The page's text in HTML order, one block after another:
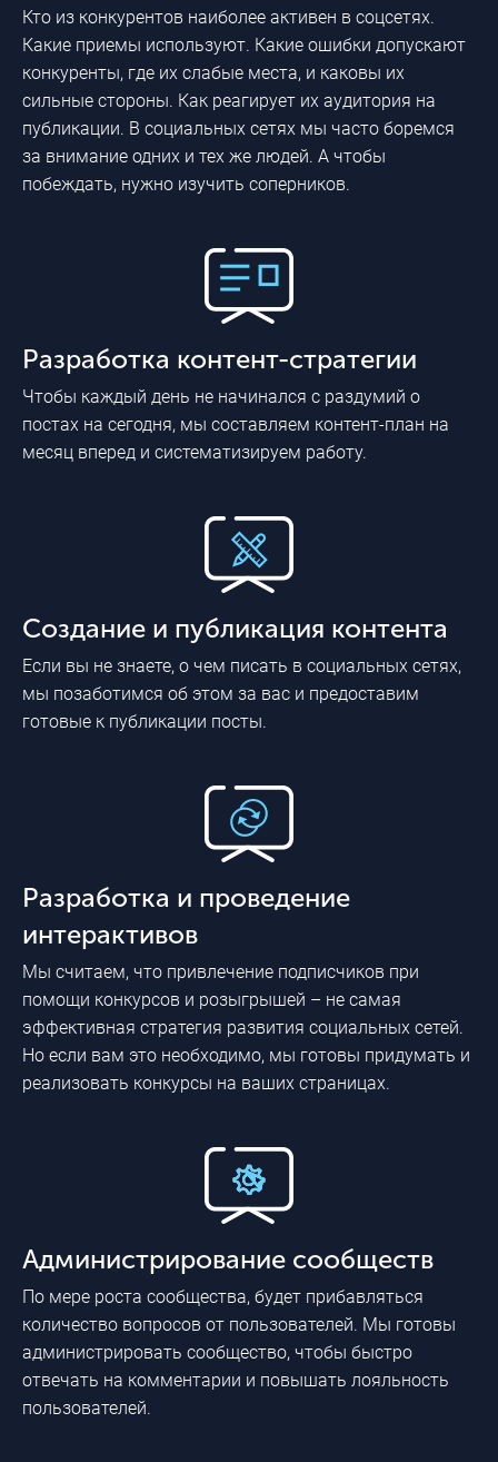
Кто из конкурентов наиболее активен в соцсетях.
Какие приемы используют. Какие ошибки допускают
конкуренты, где их слабые места, и каковы их
сильные стороны. Как реагирует их аудитория на
публикации. В социальных сетях мы часто боремся
за внимание одних и тех же людей. А чтобы
побеждать, нужно изучить соперников.
Разработка контент-стратегии
Чтобы каждый день не начинался с раздумий о
постах на сегодня, мы составляем контент-план на
месяц вперед и систематизируем работу.
Создание и публикация контента
Если вы не знаете, о чем писать в социальных сетях,
мы позаботимся об этом за вас и предоставим
готовые к публикации посты.
Разработка и проведение
интерактивов
Мы считаем, что привлечение подписчиков при
помощи конкурсов и розыгрышей – не самая
эффективная стратегия развития социальных сетей.
Но если вам это необходимо, мы готовы придумать и
реализовать конкурсы на ваших страницах.
Администрирование сообществ
По мере роста сообщества, будет прибавляться
количество вопросов от пользователей. Мы готовы
администрировать сообщество, чтобы быстро
отвечать на комментарии и повышать лояльность
пользователей.